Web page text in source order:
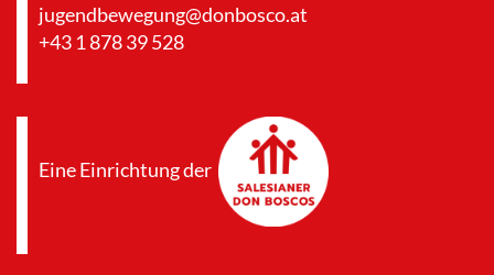
jugendbewegung@donbosco.at
+43 1 878 39 528
Eine Einrichtung der